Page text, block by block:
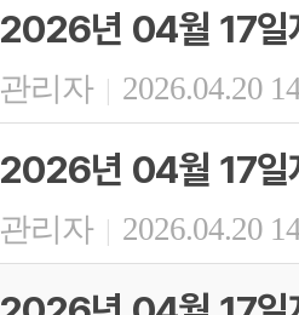
2026년 04월 17일
관리자 | 2026.04.20
2026년 04월 17일
관리자 | 2026.04.20